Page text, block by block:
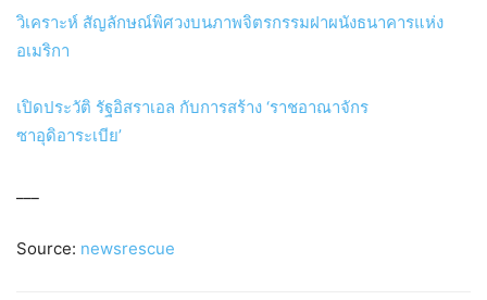
วิเคราะห์ สัญลักษณ์พิศวงบนภาพจิตรกรรมฝาผนังธนาคารแห่ง
อเมริกา
เปิดประวัติ รัฐอิสราเอล กับการสร้าง ‘ราชอาณาจักร
ซาอุดิอาระเบีย’
Source: newsrescue